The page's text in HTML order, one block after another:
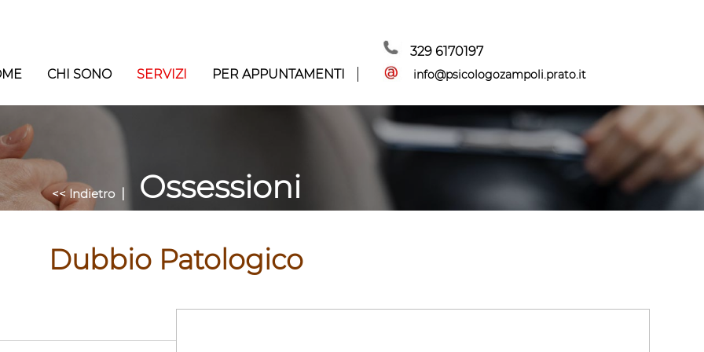
329 6170197
info@psicologozampoli.prato.it
CHI SONO SERVIZI PER APPUNTAMENTI
<< Indietro| Ossessioni
Dubbio Patologico